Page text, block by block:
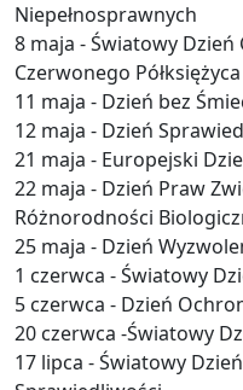
Niepełnosprawnych
8 maja - Światowy
Czerwonego Półksiężyca
11 maja - Dzień bez
12 maja - Dzień
21 maja - Europejski
22 maja - Dzień Praw
Różnorodności
25 maja - Dzień
1 czerwca - Światowy
5 czerwca - Dzień
20 czerwca -Światowy
17 lipca - Światowy